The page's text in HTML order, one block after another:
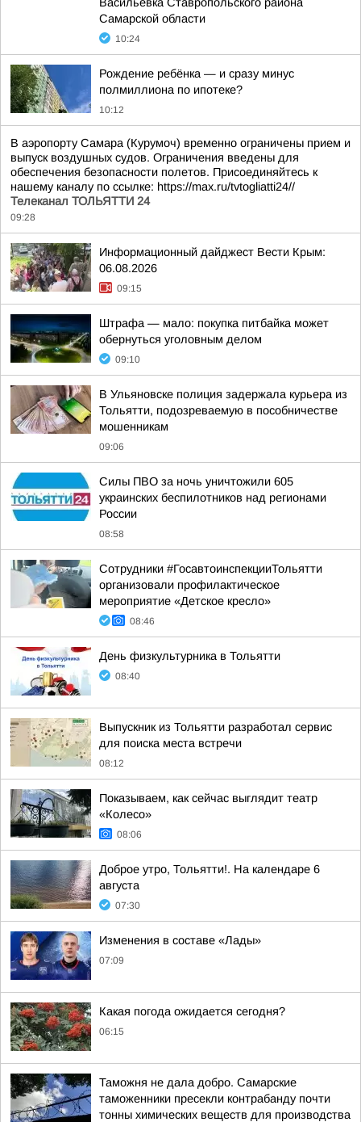
Самарской области
10:24
Рождение ребёнка — и сразу минус
полмиллиона по ипотеке?
10:12
В аэропорту Самара (Курумоч) временно ограничены прием и
выпуск воздушных судов. Ограничения введены для
обеспечения безопасности полетов. Присоединяйтесь к
нашему каналу по ссылке: https://max.ru/tvtogliatti24//
Телеканал ТОЛЬЯТТИ 24
09:28
Информационный дайджест Вести Крым:
06.08.2026
09:15
Штрафа — мало: покупка питбайка может
обернуться уголовным делом
09:10
В Ульяновске полиция задержала курьера из
Тольятти, подозреваемую в пособничестве
мошенникам
09:06
Силы ПВО за ночь уничтожили 605
украинских беспилотников над регионами
России
08:58
Сотрудники #ГосавтоинспекцииТольятти
организовали профилактическое
мероприятие «Детское кресло»
08:46
День физкультурника в Тольятти
08:40
Выпускник из Тольятти разработал сервис
для поиска места встречи
08:12
Показываем, как сейчас выглядит театр
«Колесо»
08:06
Доброе утро, Тольятти!. На календаре 6
августа
07:30
Изменения в составе «Лады»
07:09
Какая погода ожидается сегодня?
06:15
Таможня не дала добро. Самарские
таможенники пресекли контрабанду почти
тонны химических веществ для производства